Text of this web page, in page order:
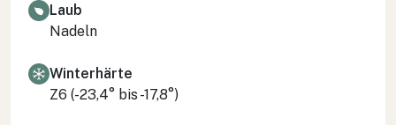
Laub
Nadeln
Winterhärte
Z6 (-23,4° bis -17,8°)